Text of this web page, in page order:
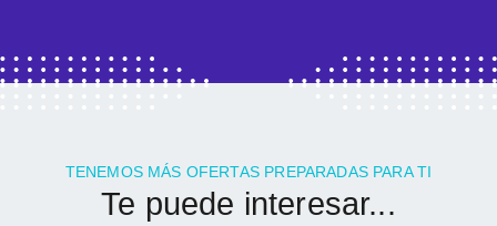
TENEMOS MÁS OFERTAS PREPARADAS PARA TI
Te puede interesar...